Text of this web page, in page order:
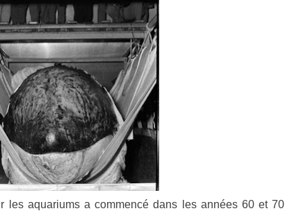
les aquariums a commencé dans les années 60 et 70